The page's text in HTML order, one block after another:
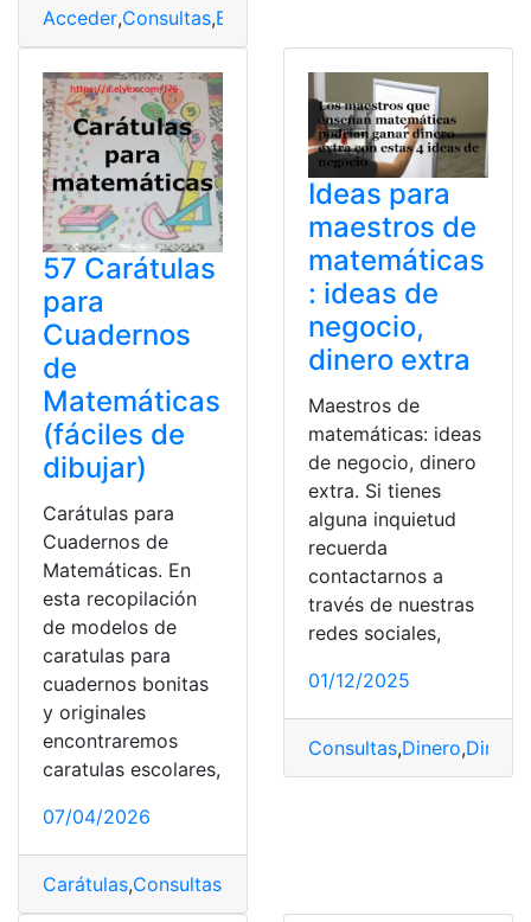
Acceder,Consultas,Ecuador
57 Carátulas
para
Cuadernos
de
Matemáticas
(fáciles de
dibujar)
Carátulas para
Cuadernos de
Matemáticas. En
esta recopilación
de modelos de
caratulas para
cuadernos bonitas
y originales
encontraremos
caratulas escolares,
07/04/2026
Carátulas,Consultas
Ideas para
maestros de
matemáticas
: ideas de
negocio,
dinero extra
Maestros de
matemáticas: ideas
de negocio, dinero
extra. Si tienes
alguna inquietud
recuerda
contactarnos a
través de nuestras
redes sociales,
01/12/2025
Consultas,Dinero,